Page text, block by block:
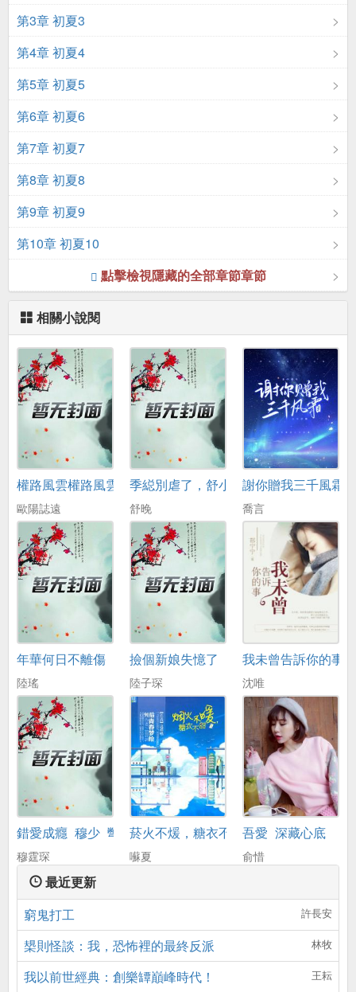
第3章 初夏3
第4章 初夏4
第5章 初夏5
第6章 初夏6
第7章 初夏7
第8章 初夏8
第9章 初夏9
第10章 初夏10
點擊檢視隱藏的全部章節章節
相關小說閱
權路風雲權路風雲
歐陽誌遠
季縂別虐了，舒小姐已嫁人
舒晚
謝你贈我三千風霜
喬言
年華何日不離傷
陸瑤
撿個新娘失憶了
陸子琛
我未曾告訴你的事
沈唯
錯愛成癮_穆少_彆來無恙
穆霆琛
菸火不煖，糖衣不甜
囌夏
吾愛_深藏心底
俞惜
最近更新
窮鬼打工
許長安
槼則怪談：我，恐怖裡的最終反派 林牧
我以前世經典：創樂罈巔峰時代！ 王耘